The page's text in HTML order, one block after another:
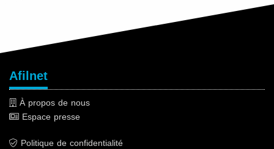
Afilnet
À propos de nous
Espace presse
Politique de confidentialité